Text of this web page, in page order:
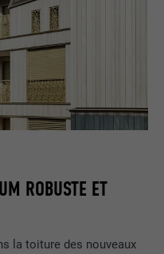
ROBUSTE ET
la toiture des nouveaux